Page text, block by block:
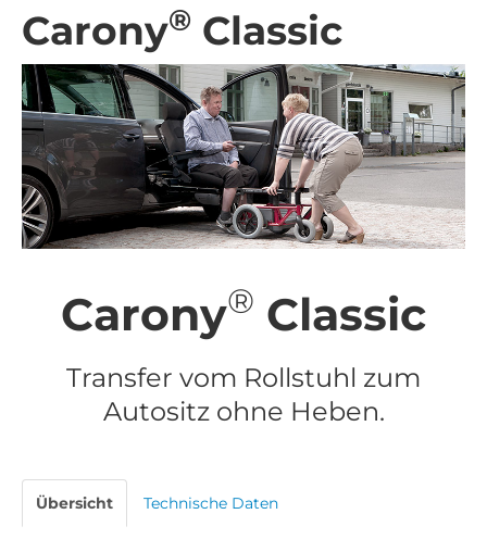
Carony® Classic
Carony® Classic
Transfer vom Rollstuhl zum
Autositz ohne Heben.
Übersicht Technische Daten